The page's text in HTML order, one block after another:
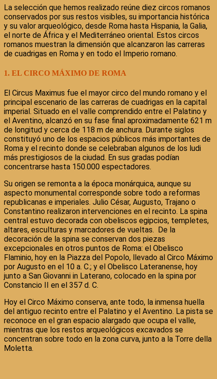
La selección que hemos realizado reúne diez circos romanos
conservados por sus restos visibles, su importancia histórica
y su valor arqueológico, desde Roma hasta Hispania, la Galia,
el norte de África y el Mediterráneo oriental. Estos circos
romanos muestran la dimensión que alcanzaron las carreras
de cuadrigas en Roma y en todo el Imperio romano.
1. EL CIRCO MÁXIMO DE ROMA
El Circus Maximus fue el mayor circo del mundo romano y el
principal escenario de las carreras de cuadrigas en la capital
imperial. Situado en el valle comprendido entre el Palatino y
el Aventino, alcanzó en su fase final aproximadamente 621 m
de longitud y cerca de 118 m de anchura. Durante siglos
constituyó uno de los espacios públicos más importantes de
Roma y el recinto donde se celebraban algunos de los ludi
más prestigiosos de la ciudad. En sus gradas podían
concentrarse hasta 150.000 espectadores.
Su origen se remonta a la época monárquica, aunque su
aspecto monumental corresponde sobre todo a reformas
republicanas e imperiales. Julio César, Augusto, Trajano o
Constantino realizaron intervenciones en el recinto. La spina
central estuvo decorada con obeliscos egipcios, templetes,
altares, esculturas y marcadores de vueltas. De la
decoración de la spina se conservan dos piezas
excepcionales en otros puntos de Roma: el Obelisco
Flaminio, hoy en la Piazza del Popolo, llevado al Circo Máximo
por Augusto en el 10 a. C.; y el Obelisco Lateranense, hoy
junto a San Giovanni in Laterano, colocado en la spina por
Constancio II en el 357 d. C.
Hoy el Circo Máximo conserva, ante todo, la inmensa huella
del antiguo recinto entre el Palatino y el Aventino. La pista se
reconoce en el gran espacio alargado que ocupa el valle,
mientras que los restos arqueológicos excavados se
concentran sobre todo en la zona curva, junto a la Torre della
Moletta.